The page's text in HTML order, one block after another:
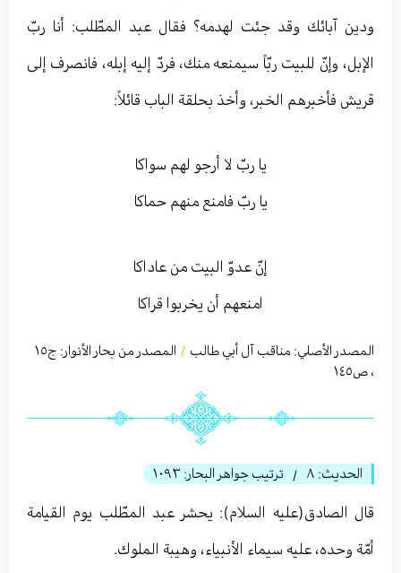
ودين آبائك وقد جئت لهدمه؟ فقال عبد المطّلب: أنا ربّ
الإبل، وإنّ للبيت ربّاً سيمنعه منك، فردّ إليه إبله، فانصرف إلى
قريش فأخبرهم الخبر، وأخذ بحلقة الباب قائلاً:
يا ربّ لا أرجو لهم سواكا
يا ربّ فامنع منهم حماكا
إنّ عدوّ البيت من عاداكا
امنعهم أن يخربوا قراكا
المصدر الأصلي: مناقب آل أبي طالب / المصدر من بحار الأنوار: ج١٥
، ص١٤٥
الحديث: ٨ / ترتيب جواهر البحار: ١٠٩٣
قال الصادق(عليه السلام): يحشر عبد المطّلب يوم القيامة
أمّة وحده، عليه سيماء الأنبياء، وهيبة الملوك.